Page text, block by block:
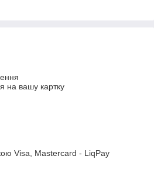
на вашу картку
Visa, Mastercard - LiqPay